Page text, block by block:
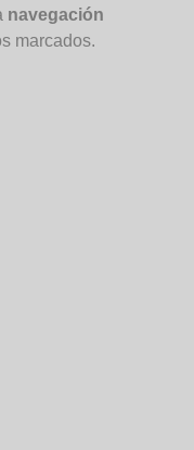
navegación
marcados.